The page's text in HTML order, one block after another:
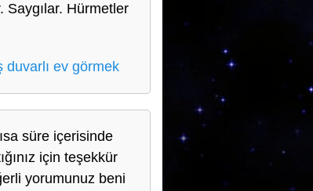
Saygılar. Hürmetler
duvarlı ev görmek
süre içerisinde
için teşekkür
yorumunuz beni